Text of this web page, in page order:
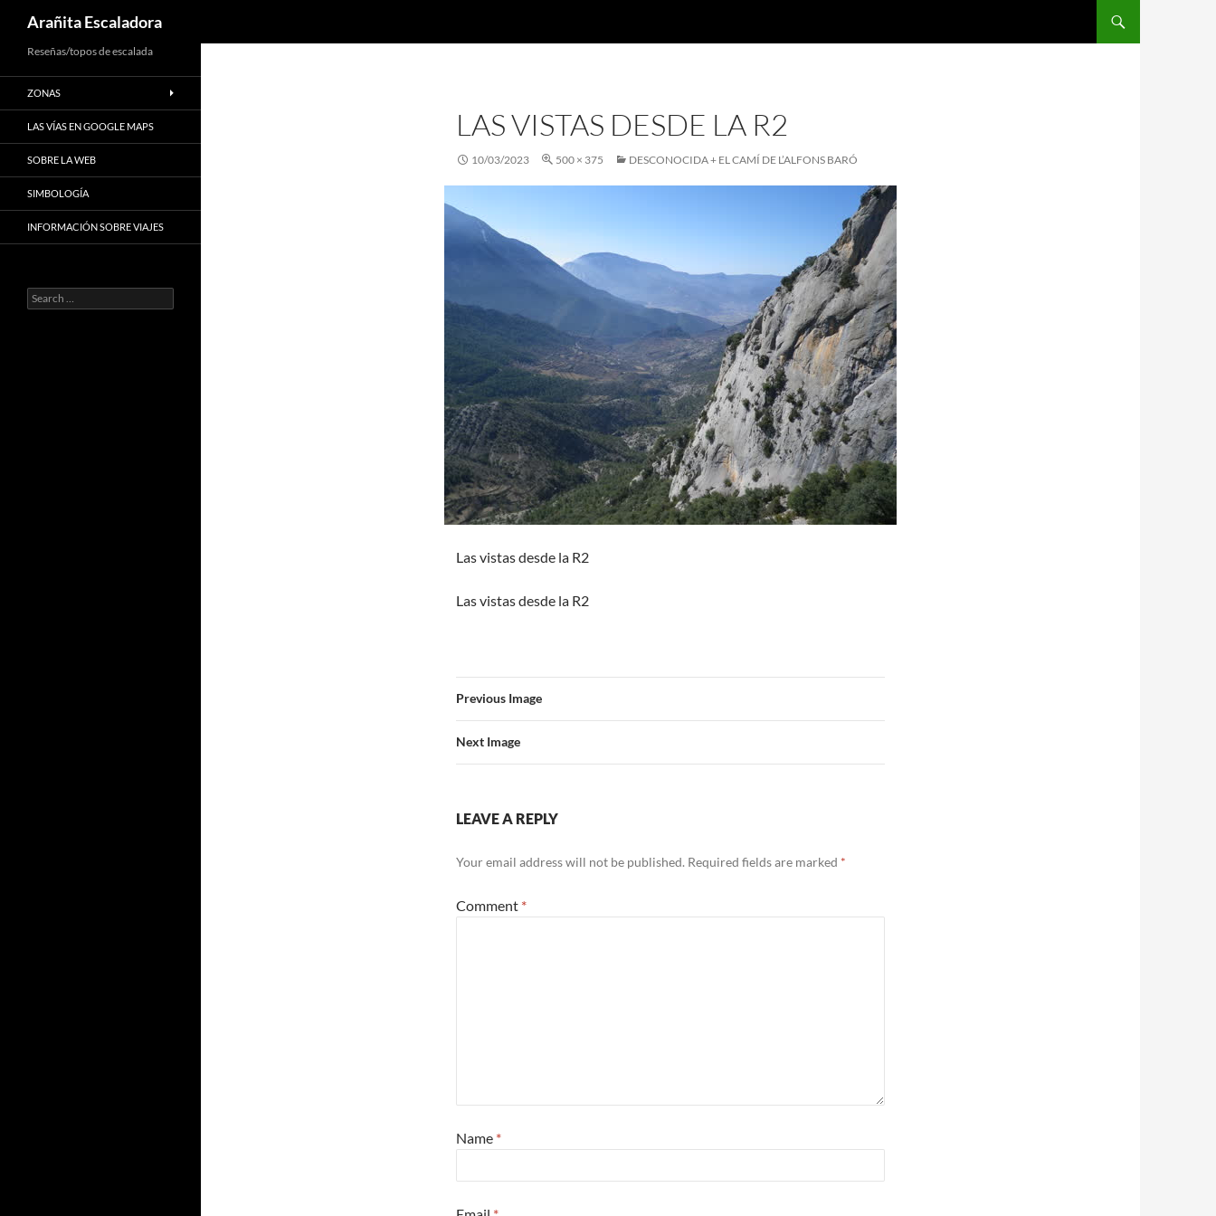
to
content
Arañita Escaladora
LAS VISTAS DESDE LA R2
10/03/2023 500 × 375 DESCONOCIDA + EL CAMÍ DE L’ALFONS BARÓ
Las vistas desde la R2
Las vistas desde la R2
Previous Image
Next Image
LEAVE A REPLY
Your email address will not be published. Required fields are marked *
Comment *
Name *
Reseñas/topos de escalada
ZONAS
LAS VÍAS EN GOOGLE MAPS
SOBRE LA WEB
SIMBOLOGÍA
INFORMACIÓN SOBRE VIAJES
Search
for: